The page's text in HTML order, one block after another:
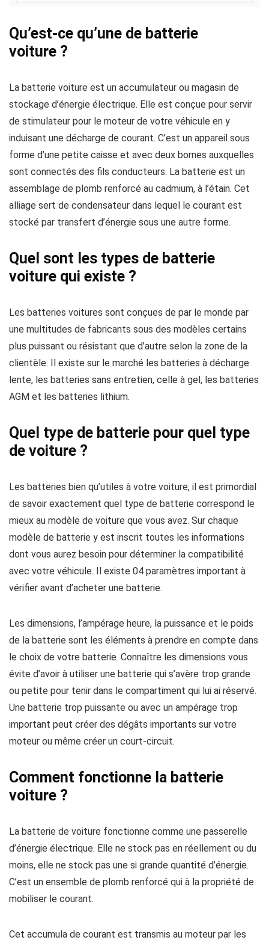
Qu’est-ce qu’une de batterie
voiture ?
La batterie voiture est un accumulateur ou magasin de
stockage d’énergie électrique. Elle est conçue pour servir
de stimulateur pour le moteur de votre véhicule en y
induisant une décharge de courant. C’est un appareil sous
forme d’une petite caisse et avec deux bornes auxquelles
sont connectés des fils conducteurs. La batterie est un
assemblage de plomb renforcé au cadmium, à l’étain. Cet
alliage sert de condensateur dans lequel le courant est
stocké par transfert d’énergie sous une autre forme.
Quel sont les types de batterie
voiture qui existe ?
Les batteries voitures sont conçues de par le monde par
une multitudes de fabricants sous des modèles certains
plus puissant ou résistant que d’autre selon la zone de la
clientèle. Il existe sur le marché les batteries à décharge
lente, les batteries sans entretien, celle à gel, les batteries
AGM et les batteries lithium.
Quel type de batterie pour quel type
de voiture ?
Les batteries bien qu’utiles à votre voiture, il est primordial
de savoir exactement quel type de batterie correspond le
mieux au modèle de voiture que vous avez. Sur chaque
modèle de batterie y est inscrit toutes les informations
dont vous aurez besoin pour déterminer la compatibilité
avec votre véhicule. Il existe 04 paramètres important à
vérifier avant d’acheter une batterie.
Les dimensions, l’ampérage heure, la puissance et le poids
de la batterie sont les éléments à prendre en compte dans
le choix de votre batterie. Connaître les dimensions vous
évite d’avoir à utiliser une batterie qui s’avère trop grande
ou petite pour tenir dans le compartiment qui lui ai réservé.
Une batterie trop puissante ou avec un ampérage trop
important peut créer des dégâts importants sur votre
moteur ou même créer un court-circuit.
Comment fonctionne la batterie
voiture ?
La batterie de voiture fonctionne comme une passerelle
d’énergie électrique. Elle ne stock pas en réellement ou du
moins, elle ne stock pas une si grande quantité d’énergie.
C’est un ensemble de plomb renforcé qui à la propriété de
mobiliser le courant.
Cet accumula de courant est transmis au moteur par les